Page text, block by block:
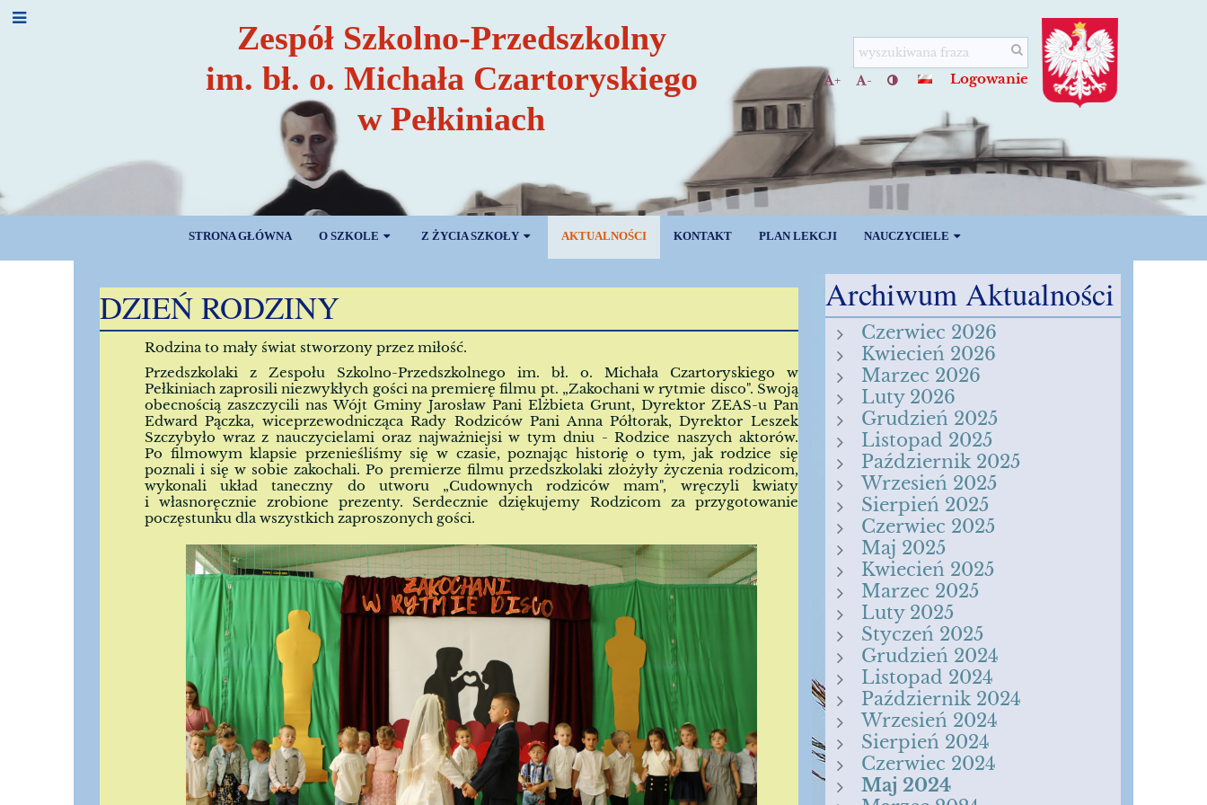
Zespół Szkolno-Przedszkolny
im. bł. o. Michała Czartoryskiego
w Pełkiniach
+ - Logowanie
STRONA GŁÓWNA O SZKOLE Z ŻYCIA SZKOŁY AKTUALNOŚCI KONTAKT PLAN LEKCJI NAUCZYCIELE
AKTUALNOŚCI
DZIEŃ RODZINY
Rodzina to mały świat stworzony przez miłość.
Przedszkolaki z Zespołu Szkolno-Przedszkolnego im. bł. o. Michała Czartoryskiego w
Pełkiniach zaprosili niezwykłych gości na premierę filmu pt. „Zakochani w rytmie disco". Swoją
obecnością zaszczycili nas Wójt Gminy Jarosław Pani Elżbieta Grunt, Dyrektor ZEAS-u Pan
Edward Pączka, wiceprzewodnicząca Rady Rodziców Pani Anna Półtorak, Dyrektor Leszek
Szczybyło wraz z nauczycielami oraz najważniejsi w tym dniu - Rodzice naszych aktorów.
Po filmowym klapsie przenieśliśmy się w czasie, poznając historię o tym, jak rodzice się
poznali i się w sobie zakochali. Po premierze filmu przedszkolaki złożyły życzenia rodzicom,
wykonali układ taneczny do utworu „Cudownych rodziców mam", wręczyli kwiaty
i własnoręcznie zrobione prezenty. Serdecznie dziękujemy Rodzicom za przygotowanie
poczęstunku dla wszystkich zaproszonych gości.
Archiwum Aktualności
Czerwiec 2026
Kwiecień 2026
Marzec 2026
Luty 2026
Grudzień 2025
Listopad 2025
Październik 2025
Wrzesień 2025
Sierpień 2025
Czerwiec 2025
Maj 2025
Kwiecień 2025
Marzec 2025
Luty 2025
Styczeń 2025
Grudzień 2024
Listopad 2024
Październik 2024
Wrzesień 2024
Sierpień 2024
Czerwiec 2024
Maj 2024